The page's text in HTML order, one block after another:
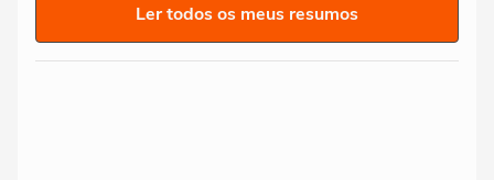
Ler todos os meus resumos